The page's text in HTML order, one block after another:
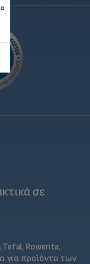
σε
Rowenta,
για προϊόντα των